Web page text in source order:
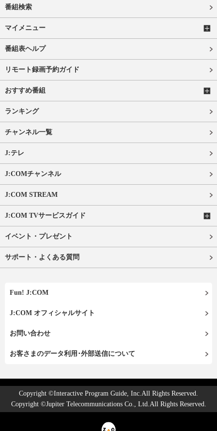
番組検索
マイメニュー
番組表ヘルプ
リモート録画予約ガイド
おすすめ番組
ランキング
チャンネル一覧
J:テレ
J:COMチャンネル
J:COM STREAM
J:COM TVサービスガイド
イベント・プレゼント
サポート・よくある質問
Fun! J:COM
J:COM オフィシャルサイト
お問い合わせ
お客さまのデータ利用･外部送信について
Copyright ©Interactive Program Guide, Inc.All Rights Reserved.
Copyright ©Jupiter Telecommunications Co., Ltd.All Rights Reserved.